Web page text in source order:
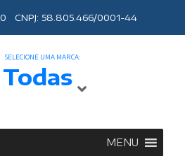
CNPJ: 58.805.466/0001-44
SELECIONE UMA MARCA:
Todas
MENU